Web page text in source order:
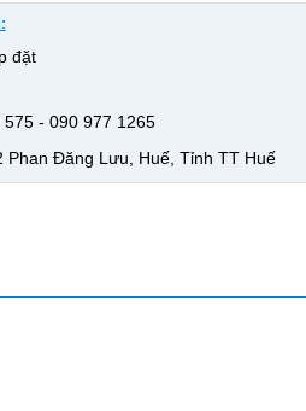
đặt
- 090 977 1265
Phan Đăng Lưu, Huế, Tỉnh TT Huế